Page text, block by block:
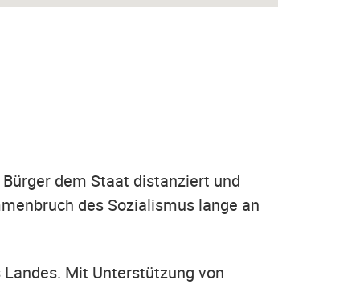
dem Staat distanziert und
des Sozialismus lange an
Mit Unterstützung von